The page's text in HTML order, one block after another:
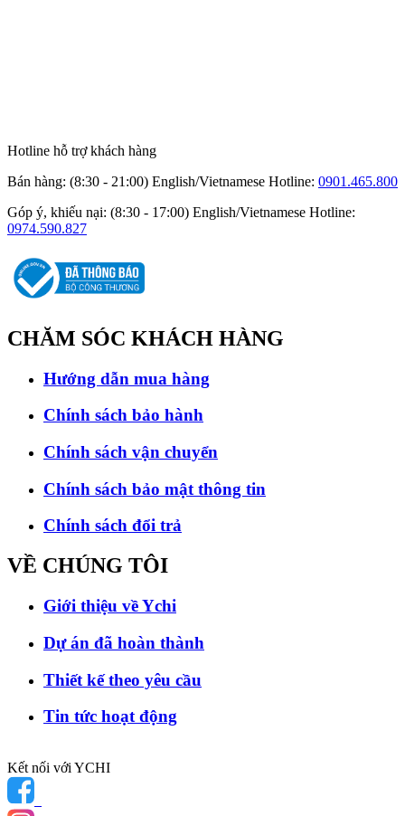
Hotline hỗ trợ khách hàng
Bán hàng: (8:30 - 21:00) English/Vietnamese Hotline: 0901.465.800
Góp ý, khiếu nại: (8:30 - 17:00) English/Vietnamese Hotline:
0974.590.827
CHĂM SÓC KHÁCH HÀNG
Hướng dẫn mua hàng
Chính sách bảo hành
Chính sách vận chuyển
Chính sách bảo mật thông tin
Chính sách đổi trả
VỀ CHÚNG TÔI
Giới thiệu về Ychi
Dự án đã hoàn thành
Thiết kế theo yêu cầu
Tin tức hoạt động
Kết nối với YCHI